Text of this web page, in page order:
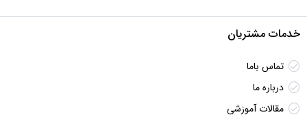
خدمات مشتریان
تماس باما
درباره ما
مقالات آموزشی